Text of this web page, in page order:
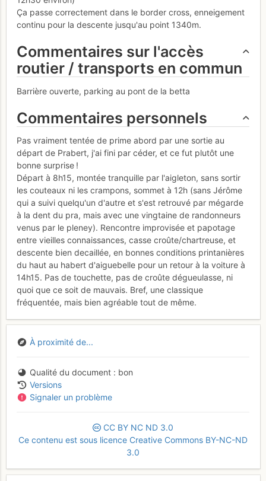
Ça passe correctement dans le border cross, enneigement
continu pour la descente jusqu'au point 1340m.
Commentaires sur l'accès
routier / transports en commun
Barrière ouverte, parking au pont de la betta
Commentaires personnels
Pas vraiment tentée de prime abord par une sortie au
départ de Prabert, j'ai fini par céder, et ce fut plutôt une
bonne surprise !
Départ à 8h15, montée tranquille par l'aigleton, sans sortir
les couteaux ni les crampons, sommet à 12h (sans Jérôme
qui a suivi quelqu'un d'autre et s'est retrouvé par mégarde
à la dent du pra, mais avec une vingtaine de randonneurs
venus par le pleney). Rencontre improvisée et papotage
entre vieilles connaissances, casse croûte/chartreuse, et
descente bien decaillée, en bonnes conditions printanières
du haut au habert d'aiguebelle pour un retour à la voiture à
14h15. Pas de touchette, pas de croûte dégueulasse, ni
quoi que ce soit de mauvais. Bref, une classique
fréquentée, mais bien agréable tout de même.
À proximité de...
Qualité du document
bon
Versions
Signaler un problème
CC BY NC ND 3.0
Ce contenu est sous licence Creative Commons BY-NC-ND
3.0